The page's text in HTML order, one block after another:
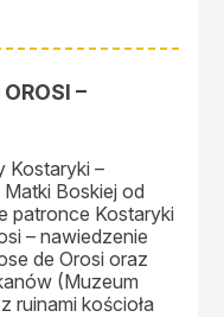
–
Kostaryki –
Boskiej od
patronce Kostaryki
– nawiedzenie
de Orosi oraz
(Muzeum
ruinami kościoła